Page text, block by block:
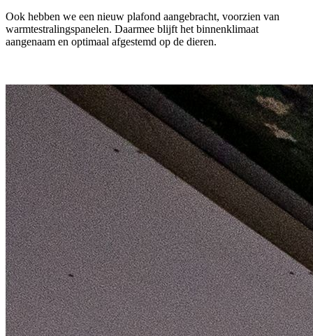
Ook hebben we een nieuw plafond aangebracht, voorzien van
warmtestralingspanelen. Daarmee blijft het binnenklimaat
aangenaam en optimaal afgestemd op de dieren.